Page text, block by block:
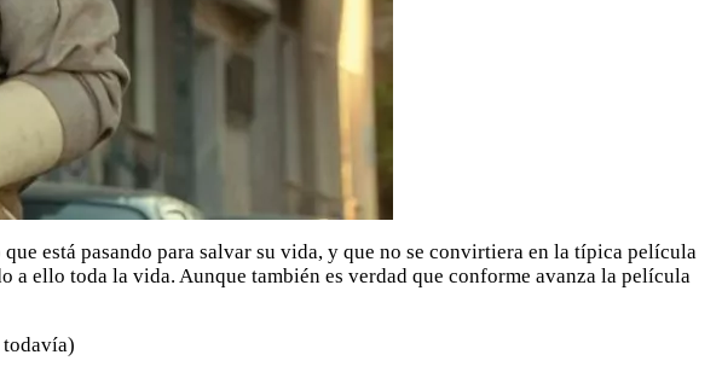
está pasando para salvar su vida, y que no se convirtiera en la típica película
a ello toda la vida. Aunque también es verdad que conforme avanza la película